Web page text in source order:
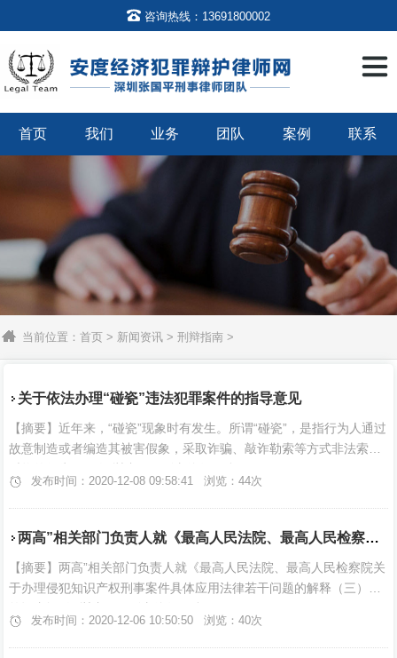
 咨询热线：13691800002
首页 我们 业务 团队 案例 联系
当前位置： 首页 > 新闻资讯 > 刑辩指南 >
关于依法办理“碰瓷”违法犯罪案件的指导意见
【摘要】近年来，“碰瓷”现象时有发生。所谓“碰瓷”，是指行为人通过
故意制造或者编造其被害假象，采取诈骗、敲诈勒索等方式非法索取
发布时间：2020-12-08 09:58:41 浏览：44次
两高”相关部门负责人就《最高人民法院、最高人民检察院关于办理侵犯知识产权刑事案件具体应用法律若干问题的解释（三）》答记者问
【摘要】两高”相关部门负责人就《最高人民法院、最高人民检察院关
于办理侵犯知识产权刑事案件具体应用法律若干问题的解释（三）》
发布时间：2020-12-06 10:50:50 浏览：40次